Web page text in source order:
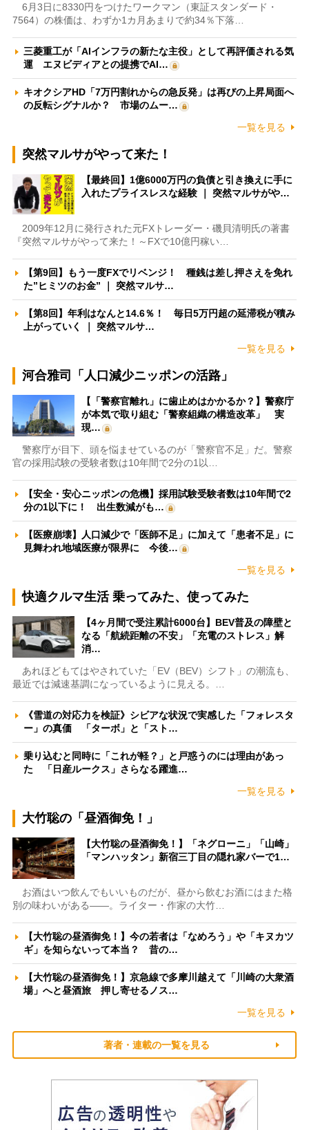
6月3日に8330円をつけたワークマン（東証スタンダード・
7564）の株価は、わずか1カ月あまりで約34％下落…
三菱重工が「AIインフラの新たな主役」として再評価される気
運 エヌビディアとの提携でAI…
キオクシアHD「7万円割れからの急反発」は再びの上昇局面へ
の反転シグナルか？ 市場のムー…
一覧を見る
突然マルサがやって来た！
【最終回】1億6000万円の負債と引き換えに手に
入れたプライスレスな経験 ｜ 突然マルサがや…
2009年12月に発行された元FXトレーダー・磯貝清明氏の著書
『突然マルサがやって来た！～FXで10億円稼い…
【第9回】もう一度FXでリベンジ！ 種銭は差し押さえを免れ
た”ヒミツのお金” ｜ 突然マルサ…
【第8回】年利はなんと14.6％！ 毎日5万円超の延滞税が積み
上がっていく ｜ 突然マルサ…
一覧を見る
河合雅司「人口減少ニッポンの活路」
【「警察官離れ」に歯止めはかかるか？】警察庁
が本気で取り組む「警察組織の構造改革」 実
現…
警察庁が目下、頭を悩ませているのが「警察官不足」だ。警察
官の採用試験の受験者数は10年間で2分の1以…
【安全・安心ニッポンの危機】採用試験受験者数は10年間で2
分の1以下に！ 出生数減がも…
【医療崩壊】人口減少で「医師不足」に加えて「患者不足」に
見舞われ地域医療が限界に 今後…
一覧を見る
快適クルマ生活 乗ってみた、使ってみた
【4ヶ月間で受注累計6000台】BEV普及の障壁と
なる「航続距離の不安」「充電のストレス」解
消…
あれほどもてはやされていた「EV（BEV）シフト」の潮流も、
最近では減速基調になっているように見える。…
《雪道の対応力を検証》シビアな状況で実感した「フォレスタ
ー」の真価 「ターボ」と「スト…
乗り込むと同時に「これが軽？」と戸惑うのには理由があっ
た 「日産ルークス」さらなる躍進…
一覧を見る
大竹聡の「昼酒御免！」
【大竹聡の昼酒御免！】「ネグローニ」「山崎」
「マンハッタン」新宿三丁目の隠れ家バーで1…
お酒はいつ飲んでもいいものだが、昼から飲むお酒にはまた格
別の味わいがある――。ライター・作家の大竹…
【大竹聡の昼酒御免！】今の若者は「なめろう」や「キヌカツ
ギ」を知らないって本当？ 昔の…
【大竹聡の昼酒御免！】京急線で多摩川越えて「川崎の大衆酒
場」へと昼酒旅 押し寄せるノス…
一覧を見る
著者・連載の一覧を見る